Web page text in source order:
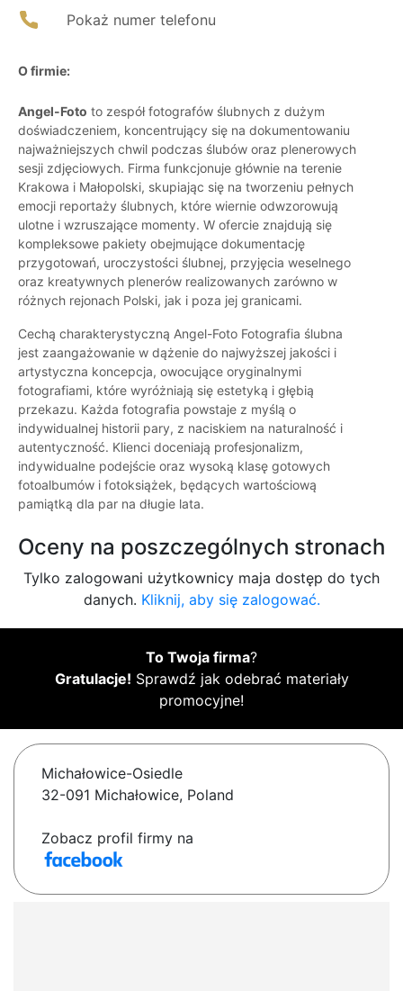
Pokaż numer telefonu
O firmie:
Angel-Foto to zespół fotografów ślubnych z dużym
doświadczeniem, koncentrujący się na dokumentowaniu
najważniejszych chwil podczas ślubów oraz plenerowych
sesji zdjęciowych. Firma funkcjonuje głównie na terenie
Krakowa i Małopolski, skupiając się na tworzeniu pełnych
emocji reportaży ślubnych, które wiernie odwzorowują
ulotne i wzruszające momenty. W ofercie znajdują się
kompleksowe pakiety obejmujące dokumentację
przygotowań, uroczystości ślubnej, przyjęcia weselnego
oraz kreatywnych plenerów realizowanych zarówno w
różnych rejonach Polski, jak i poza jej granicami.
Cechą charakterystyczną Angel-Foto Fotografia ślubna
jest zaangażowanie w dążenie do najwyższej jakości i
artystyczna koncepcja, owocujące oryginalnymi
fotografiami, które wyróżniają się estetyką i głębią
przekazu. Każda fotografia powstaje z myślą o
indywidualnej historii pary, z naciskiem na naturalność i
autentyczność. Klienci doceniają profesjonalizm,
indywidualne podejście oraz wysoką klasę gotowych
fotoalbumów i fotoksiążek, będących wartościową
pamiątką dla par na długie lata.
Oceny na poszczególnych stronach
Tylko zalogowani użytkownicy maja dostęp do tych
danych. Kliknij, aby się zalogować.
To Twoja firma?
Gratulacje! Sprawdź jak odebrać materiały
promocyjne!
Michałowice-Osiedle
32-091 Michałowice, Poland
Zobacz profil firmy na